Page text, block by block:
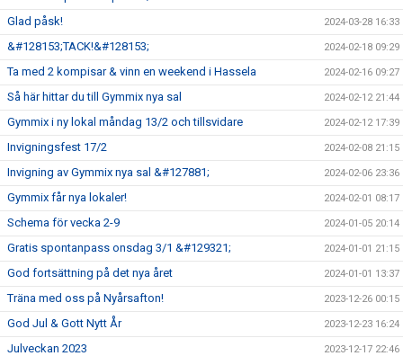
Glad påsk! 2024-03-28 16:33
&#128153;TACK!&#128153; 2024-02-18 09:29
Ta med 2 kompisar & vinn en weekend i Hassela 2024-02-16 09:27
Så här hittar du till Gymmix nya sal 2024-02-12 21:44
Gymmix i ny lokal måndag 13/2 och tillsvidare 2024-02-12 17:39
Invigningsfest 17/2 2024-02-08 21:15
Invigning av Gymmix nya sal &#127881; 2024-02-06 23:36
Gymmix får nya lokaler! 2024-02-01 08:17
Schema för vecka 2-9 2024-01-05 20:14
Gratis spontanpass onsdag 3/1 &#129321; 2024-01-01 21:15
God fortsättning på det nya året 2024-01-01 13:37
Träna med oss på Nyårsafton! 2023-12-26 00:15
God Jul & Gott Nytt År 2023-12-23 16:24
Julveckan 2023 2023-12-17 22:46